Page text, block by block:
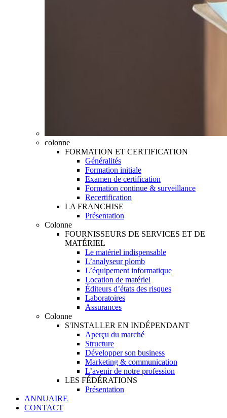
colonne
FORMATION ET CERTIFICATION
Généralités
Formation initiale
Examen de certification
Formation continue & surveillance
Recertification
LA FRANCHISE
Présentation
Colonne
FOURNISSEURS DE SERVICES ET DE
MATÉRIEL
Le matériel indispensable
L’analyseur plomb
L’équipement informatique
Location de matériel
Éditeurs d’états des risques
Laboratoires
Assurances
Colonne
S'INSTALLER EN INDÉPENDANT
Aperçu du marché
Structure
Développer son business
Marketing & communication
L’avenir de notre profession
LES FÉDÉRATIONS
Présentation
ANNUAIRE
CONTACT